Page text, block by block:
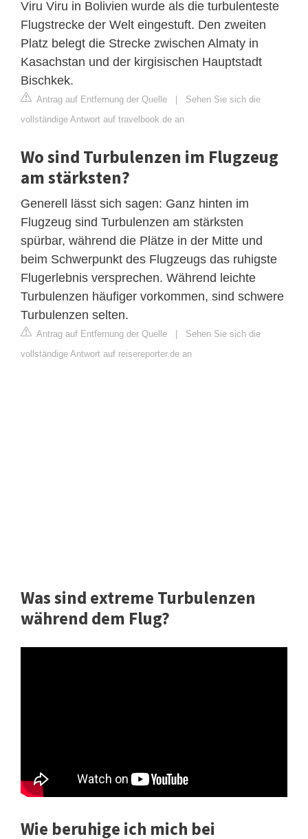
Viru Viru in Bolivien wurde als die turbulenteste
Flugstrecke der Welt eingestuft. Den zweiten
Platz belegt die Strecke zwischen Almaty in
Kasachstan und der kirgisischen Hauptstadt
Bischkek.
Antrag auf Entfernung der Quelle
Sehen Sie sich die
vollständige Antwort auf travelbook.de an
Wo sind Turbulenzen im Flugzeug
am stärksten?
Generell lässt sich sagen: Ganz hinten im
Flugzeug sind Turbulenzen am stärksten
spürbar, während die Plätze in der Mitte und
beim Schwerpunkt des Flugzeugs das ruhigste
Flugerlebnis versprechen. Während leichte
Turbulenzen häufiger vorkommen, sind schwere
Turbulenzen selten.
Antrag auf Entfernung der Quelle
Sehen Sie sich die
vollständige Antwort auf reisereporter.de an
Was sind extreme Turbulenzen
während dem Flug?
Wie beruhige ich mich bei